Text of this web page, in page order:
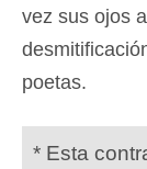
vez sus ojos
poetas.
* Esta